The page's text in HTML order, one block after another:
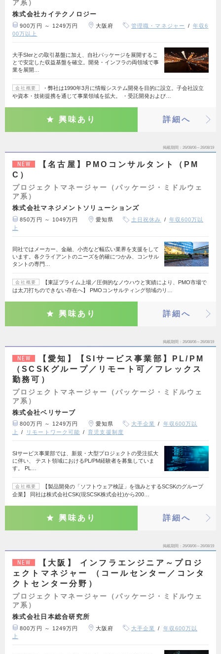
ア系）
株式会社カイテクノロジー
900万円 ～ 1249万円 大阪府 管理職・マネジャー
年収6
00万以上
大手SIerとの取引基盤に加え、自社パッケージを展開するこ
とで安定した収益基盤を確立。開発・インフラの両領域で事
業を展開…
会社概要
・弊社は1990年3月に情報システム開発を目的に設立。子会社設立
や資本・技術提携を通じて事業領域を拡大。 ・受託開発および…
興味あり 詳細へ
掲載期間 26/08/06～26/08/19
NEW
【名古屋】PMOコンサルタント（PM
C）
プロジェクトマネージャー（パッケージ・ミドルウェ
ア系）
株式会社マネジメントソリューションズ
850万円 ～ 1049万円 愛知県 土日祝休み
年収600万以
上
同社ではメーカー、金融、小売など幅広い業界を支援をして
います。各クライアントのニーズを的確につかみ、コンサル
タントの専門…
会社概要
【東証プライム上場／圧倒的なノウハウと実績により、PMO市場で
は太刀打ちのできない存在へ】 PMOコンサルティング領域のリ…
興味あり 詳細へ
掲載期間 26/08/06～26/08/19
NEW
【愛知】【SIサービス事業部】PL/PM
（SCSKグループ／リモート可／フレックス
勤務可）
プロジェクトマネージャー（パッケージ・ミドルウェ
ア系）
株式会社ベリサーブ
800万円 ～ 1249万円 愛知県 大手企業
年収600万以
上
リモートワーク可能 育児支援制度
SIサービス事業部では、新規・大型プロジェクトの受注拡大
に伴い、 テスト領域におけるPL/PM経験者を募集していま
す。 PL…
会社概要
【製品開発の「ソフトウェア検証」を強みとするSCSKのグループ
企業】 同社は株式会社CSK(現SCSK株式会社)から200…
興味あり 詳細へ
掲載期間 26/08/06～26/08/19
NEW
【大阪】 インフラエンジニア～プロジ
ェクトマネジャー （コールセンター／コンタ
クトセンター分野）
プロジェクトマネージャー（パッケージ・ミドルウェ
ア系）
株式会社日本総合研究所
800万円 ～ 1249万円 大阪府 大手企業
年収600万以
上